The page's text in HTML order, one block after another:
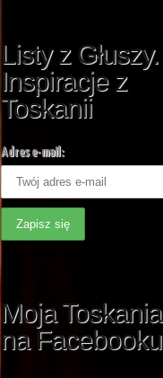
Listy z Głuszy.
Inspiracje z
Toskanii
Adres e-mail:
Moja Toskania
na Facebooku